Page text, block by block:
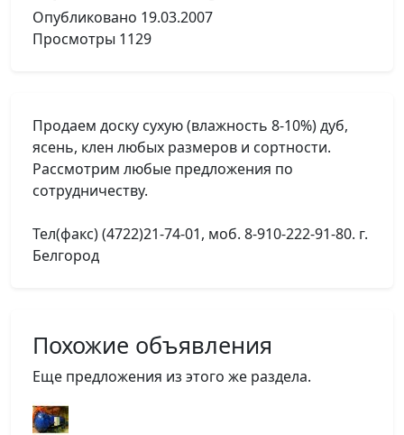
Опубликовано 19.03.2007
Просмотры 1129
Продаем доску сухую (влажность 8-10%) дуб,
ясень, клен любых размеров и сортности.
Рассмотрим любые предложения по
сотрудничеству.
Тел(факс) (4722)21-74-01, моб. 8-910-222-91-80. г.
Белгород
Похожие объявления
Еще предложения из этого же раздела.